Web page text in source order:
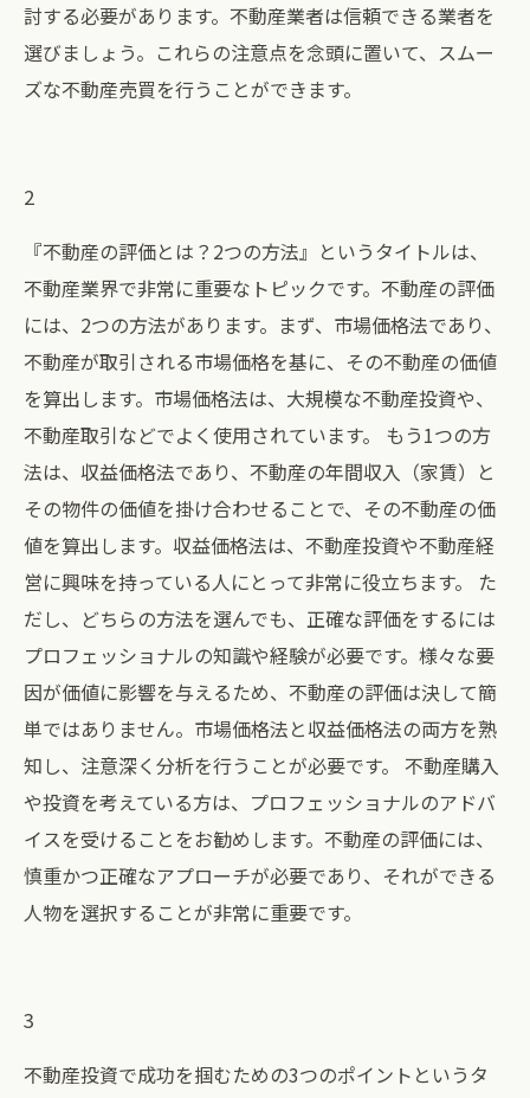
討する必要があります。不動産業者は信頼できる業者を
選びましょう。これらの注意点を念頭に置いて、スムー
ズな不動産売買を行うことができます。
2
『不動産の評価とは？2つの方法』というタイトルは、
不動産業界で非常に重要なトピックです。不動産の評価
には、2つの方法があります。まず、市場価格法であり、
不動産が取引される市場価格を基に、その不動産の価値
を算出します。市場価格法は、大規模な不動産投資や、
不動産取引などでよく使用されています。 もう1つの方
法は、収益価格法であり、不動産の年間収入（家賃）と
その物件の価値を掛け合わせることで、その不動産の価
値を算出します。収益価格法は、不動産投資や不動産経
営に興味を持っている人にとって非常に役立ちます。 た
だし、どちらの方法を選んでも、正確な評価をするには
プロフェッショナルの知識や経験が必要です。様々な要
因が価値に影響を与えるため、不動産の評価は決して簡
単ではありません。市場価格法と収益価格法の両方を熟
知し、注意深く分析を行うことが必要です。 不動産購入
や投資を考えている方は、プロフェッショナルのアドバ
イスを受けることをお勧めします。不動産の評価には、
慎重かつ正確なアプローチが必要であり、それができる
人物を選択することが非常に重要です。
3
不動産投資で成功を掴むための3つのポイントというタ